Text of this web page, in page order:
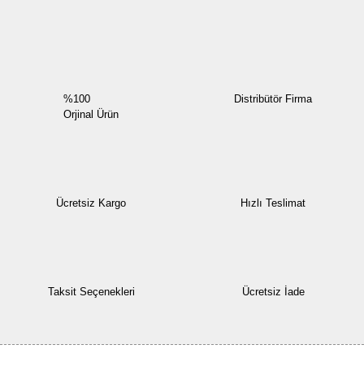
%100
Orjinal Ürün
Distribütör Firma
Ücretsiz Kargo Hızlı Teslimat
Taksit Seçenekleri Ücretsiz İade